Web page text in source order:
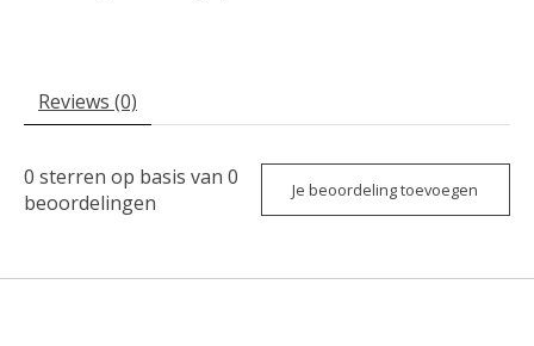
Reviews (0)
0 sterren op basis van 0
beoordelingen
Je beoordeling toevoegen